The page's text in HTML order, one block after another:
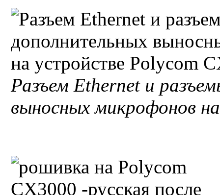
РазъемEthernet и
выносных микрофонов